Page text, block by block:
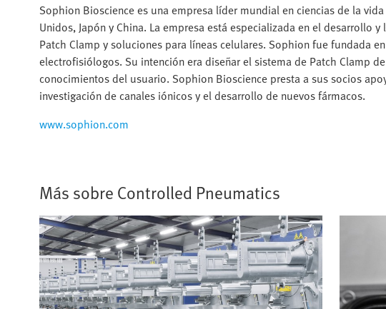
Sophion Bioscience es una empresa líder mundial en ciencias de la
Unidos, Japón y China. La empresa está especializada en el desarrollo
Patch Clamp y soluciones para líneas celulares. Sophion fue fundada
electrofisiólogos. Su intención era diseñar el sistema de Patch Clamp
conocimientos del usuario. Sophion Bioscience presta a sus socios
investigación de canales iónicos y el desarrollo de nuevos fármacos.
www.sophion.com
Más sobre Controlled Pneumatics